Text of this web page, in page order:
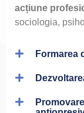
acțiune
sociologia,
Formarea